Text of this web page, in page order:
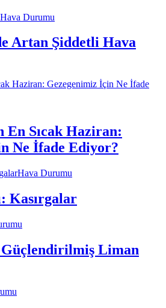
Hava Durumu
Artan Şiddetli Hava
En Sıcak Haziran:
Ne İfade Ediyor?
Hava Durumu
Kasırgalar
Güçlendirilmiş Liman